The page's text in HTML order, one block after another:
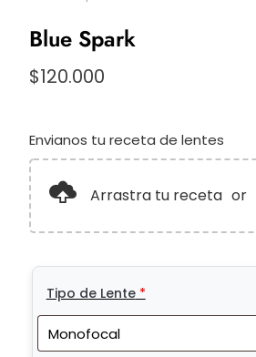
Blue Spark
$120.000
Envianos tu receta de lentes
Arrastra tu receta or
Tipo de Lente*